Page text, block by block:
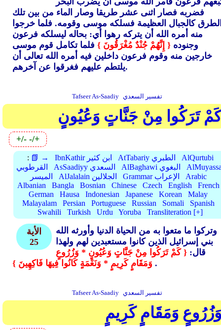
فضربه فصار اثنى عشر طريقا وصار الماء من بين تلك
كالجبال العظيمة فسلكه موسى وقومه. فلما خرجوا
منه أمره الله أن يتركه رهوا أي: بحاله ليسلكه فرعون
وجنوده{ إِنَّهُمْ جُنْدٌ مُغْرَقُونَ } فلما تكامل قوم موسى
خارجين منه وقوم فرعون داخلين فيه أمره الله تعالى أن
يلتطم عليهم فغرقوا عن آخرهم.
Tafseer As-Saadiy تفسير السعدي
تَرَكُوا مِنْ جَنَّاتٍ وَعُيُونٍ
+/--/+
: 📗 → IbnKathir ابن كثير AtTabariy الطبري
AlQurtubi
القرطوبي
AsSaadiyy السعدي AlBaghawi البغوي
الميسر
AlJalalain الجلالين Grammar الإعراب
Arabic
Albanian
Bangla Bosnian Chinese Czech English
French
German
Hausa Indonesian Japanese Korean
Malay
Malayalam
Persian Portuguese Russian Somali
Spanish
Swahili
Turkish Urdu Yoruba Transliteration [+]
الأية
25
وتركوا ما متعوا به من الحياة الدنيا وأورثه الله
بني إسرائيل الذين كانوا مستعبدين لهم ولهذا
قال:{ كَمْ تَرَكُوا مِنْ جَنَّاتٍ وَعُيُونٍ * وَزُرُوعٍ
وَمَقَامٍ كَرِيمٍ * وَنَعْمَةٍ كَانُوا فِيهَا فَاكِهِينَ } .
Tafseer As-Saadiy تفسير السعدي
وَمَقَامٍ كَرِيمٍ